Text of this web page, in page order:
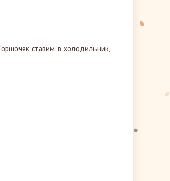
ставим в холодильник,